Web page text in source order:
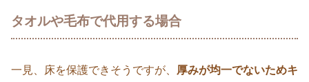
タオルや毛布で代用する場合
一見、床を保護できそうですが、 厚みが均一でないためキ